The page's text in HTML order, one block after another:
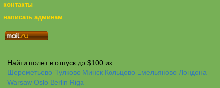
контакты
написать админам
Найти полет в отпуск до $100 из:
Шереметьево Пулково Минск Кольцово Емельяново Лондона
Warsaw Oslo Berlin Riga